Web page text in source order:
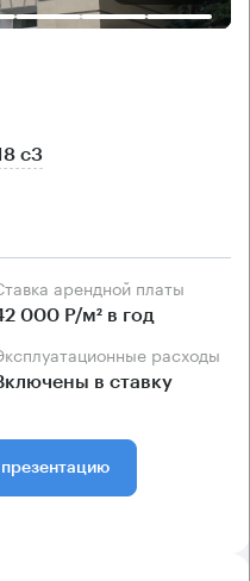
с3
Ставка арендной платы
000 Р/м² в год
Эксплуатационные расходы
в ставку
презентацию